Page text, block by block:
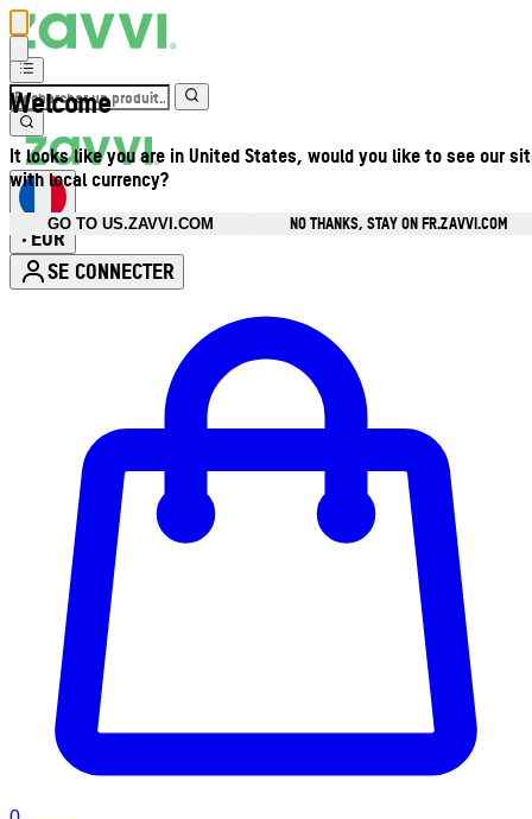
Welcome
It looks like you are in United States, would you like to see our
with local currency?
GO TO US.ZAVVI.COM
NO THANKS, STAY ON FR.ZAVVI.COM
• EUR
SE CONNECTER